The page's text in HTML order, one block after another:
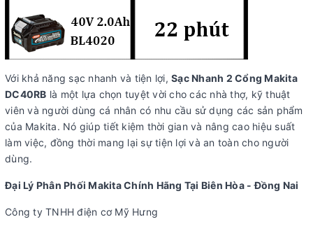
Với khả năng sạc nhanh và tiện lợi, Sạc Nhanh 2 Cổng Makita
DC40RB là một lựa chọn tuyệt vời cho các nhà thợ, kỹ thuật
viên và người dùng cá nhân có nhu cầu sử dụng các sản phẩm
của Makita. Nó giúp tiết kiệm thời gian và nâng cao hiệu suất
làm việc, đồng thời mang lại sự tiện lợi và an toàn cho người
dùng.
Đại Lý Phân Phối Makita Chính Hãng Tại Biên Hòa - Đồng Nai
Công ty TNHH điện cơ Mỹ Hưng